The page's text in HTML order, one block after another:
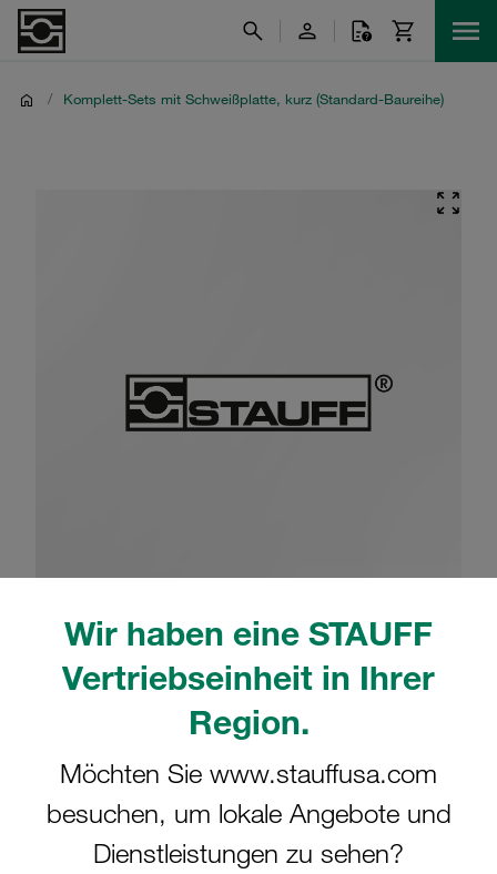
Wir haben eine STAUFF
Vertriebseinheit in Ihrer
Region.
Möchten Sie www.stauffusa.com
besuchen, um lokale Angebote und
Dienstleistungen zu sehen?
/ Komplett-Sets mit Schweißplatte, kurz (Standard-Baureihe)
Bitte beachten Sie: Das Bild dient nur zur Veranschaulichung und kann vom
Mehr anzeigen
Komplettschelle Standard-Baureihe Gr.
4 Ø28mm Polypropylen W10
Anschweißpl., kurz Deckplatte gerippt,
mit Vorspannung